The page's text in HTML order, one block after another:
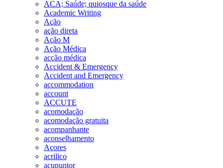
ACA; Saúde; quiosque da saúde
Academic Writing
Ação
ação direta
Ação M
Ação Médica
acção médica
Accident & Emergency
Accident and Emergency
accommodation
account
ACCUTE
acomodação
acomodação gratuita
acompanhante
aconselhamento
Açores
acrilico
acupuntor